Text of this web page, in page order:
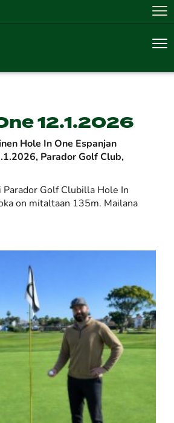
12.1.2026
Hole In One Espanjan
, Parador Golf Club,
Parador Golf Clubilla Hole In
on mitaltaan 135m. Mailana